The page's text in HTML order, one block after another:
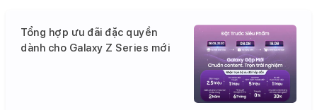
Tổng hợp ưu đãi đặc quyền
dành cho Galaxy Z Series mới